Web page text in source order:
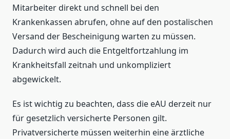
Mitarbeiter direkt und schnell bei den
Krankenkassen abrufen, ohne auf den postalischen
Versand der Bescheinigung warten zu müssen.
Dadurch wird auch die Entgeltfortzahlung im
Krankheitsfall zeitnah und unkompliziert
abgewickelt.
Es ist wichtig zu beachten, dass die eAU derzeit nur
für gesetzlich versicherte Personen gilt.
Privatversicherte müssen weiterhin eine ärztliche